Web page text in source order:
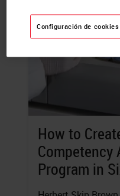
How to
Competency
Program in
Configuración de cookies